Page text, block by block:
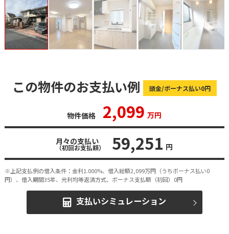
この物件のお支払い例 頭金/ボーナス払い0円
物件価格 2,099 万円
月々の支払い
（初回お支払額） 59,251 円
※上記支払例の借入条件：金利1.000%、借入総額2,099万円（うちボーナス払い0
円）、借入期間35年、元利均等返済方式、ボーナス支払額（初回）0円
支払いシミュレーション